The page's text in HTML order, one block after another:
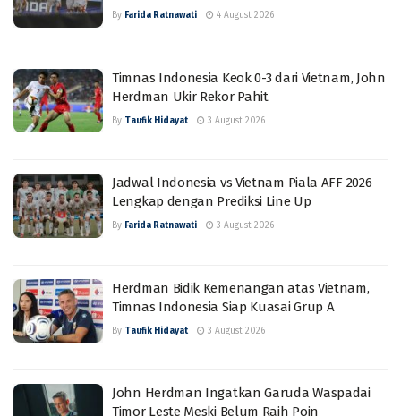
By Farida Ratnawati 4 August 2026
Timnas Indonesia Keok 0-3 dari Vietnam, John
Herdman Ukir Rekor Pahit
By Taufik Hidayat 3 August 2026
Jadwal Indonesia vs Vietnam Piala AFF 2026
Lengkap dengan Prediksi Line Up
By Farida Ratnawati 3 August 2026
Herdman Bidik Kemenangan atas Vietnam,
Timnas Indonesia Siap Kuasai Grup A
By Taufik Hidayat 3 August 2026
John Herdman Ingatkan Garuda Waspadai
Timor Leste Meski Belum Raih Poin